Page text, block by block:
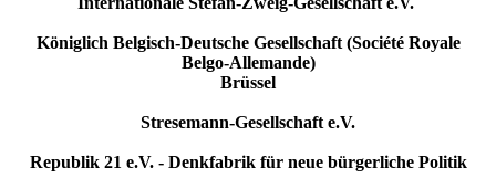
Königlich Belgisch-Deutsche Gesellschaft (Société Royale
Belgo-Allemande)
Brüssel
Stresemann-Gesellschaft e.V.
Republik 21 e.V. - Denkfabrik für neue bürgerliche Politik